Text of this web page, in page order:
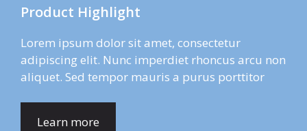
Product Highlight
Lorem ipsum dolor sit amet, consectetur
adipiscing elit. Nunc imperdiet rhoncus arcu non
aliquet. Sed tempor mauris a purus porttitor
Learn more